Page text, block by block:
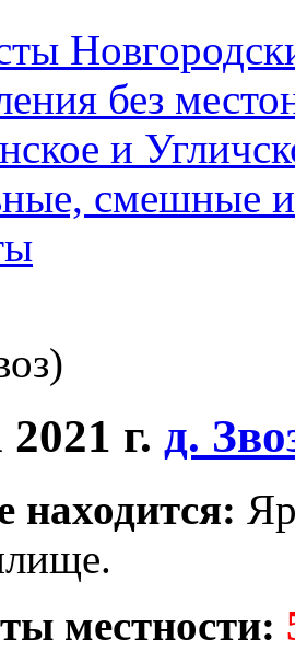
без
и
смешные
г. д.
находится:
местности: